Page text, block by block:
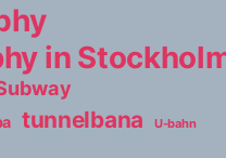
in
tunnelbana U-bahn